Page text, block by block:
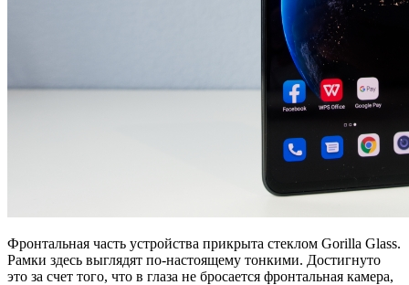
Фронтальная часть устройства прикрыта стеклом Gorilla Glass.
Рамки здесь выглядят по-настоящему тонкими. Достигнуто
это за счет того, что в глаза не бросается фронтальная камера,